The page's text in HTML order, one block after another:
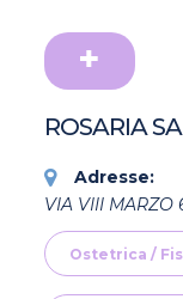
ROSARIA
Adresse:
VIA VIII
Ostetrica /